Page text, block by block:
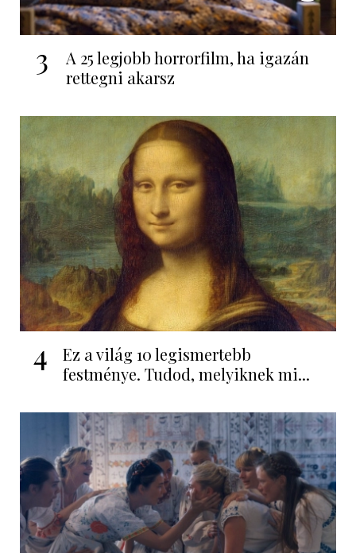
3
A 25 legjobb horrorfilm, ha igazán
rettegni akarsz
4
Ez a világ 10 legismertebb
festménye. Tudod, melyiknek mi...